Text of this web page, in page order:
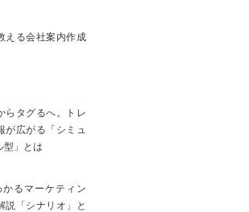
える会社案内作成
らタグるへ。トレ
が広がる「シミュ
型」とは
るマーケティン
説「シナリオ」と